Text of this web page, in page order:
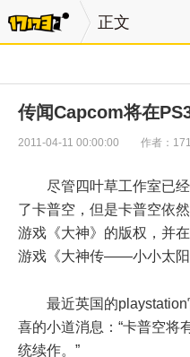
正文
传闻Capcom将在
2011-04-11 00:00:00 作者：
尽管四叶草工作室已
了卡普空，但是卡普空依
游戏《大神》的版权，并
游戏《大神传——小小太阳
最近英国的
喜的小道消息：“卡普空将
统续作。”